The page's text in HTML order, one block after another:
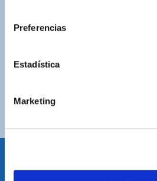
Preferencias
Estadística
Marketing
Plataforma de pago segura
PayPal.